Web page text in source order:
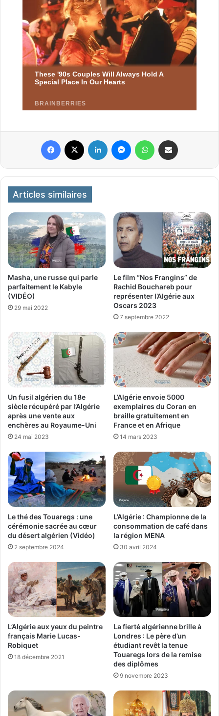
Articles similaires
Masha, une russe qui parle
parfaitement le Kabyle
(VIDÉO)
29 mai 2022
Le film “Nos Frangins” de
Rachid Bouchareb pour
représenter l’Algérie aux
Oscars 2023
7 septembre 2022
Un fusil algérien du 18e
siècle récupéré par l’Algérie
après une vente aux
enchères au Royaume-Uni
24 mai 2023
L’Algérie envoie 5000
exemplaires du Coran en
braille gratuitement en
France et en Afrique
14 mars 2023
Le thé des Touaregs : une
cérémonie sacrée au cœur
du désert algérien (Vidéo)
2 septembre 2024
L’Algérie : Championne de la
consommation de café dans
la région MENA
30 avril 2024
L’Algérie aux yeux du peintre
français Marie Lucas-
Robiquet
18 décembre 2021
La fierté algérienne brille à
Londres : Le père d’un
étudiant revêt la tenue
Touaregs lors de la remise
des diplômes
9 novembre 2023